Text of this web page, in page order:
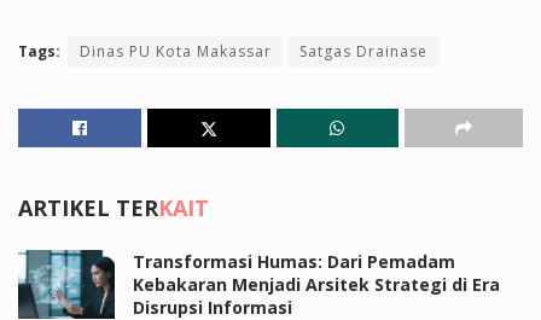
Tags: Dinas PU Kota Makassar Satgas Drainase
ARTIKEL TERKAIT
Transformasi Humas: Dari Pemadam
Kebakaran Menjadi Arsitek Strategi di Era
Disrupsi Informasi